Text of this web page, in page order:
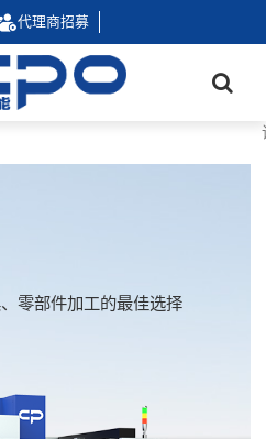
代理商招募
零部件加工的最佳选择